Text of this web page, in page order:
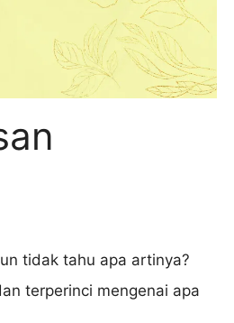
tidak tahu apa artinya?
terperinci mengenai apa